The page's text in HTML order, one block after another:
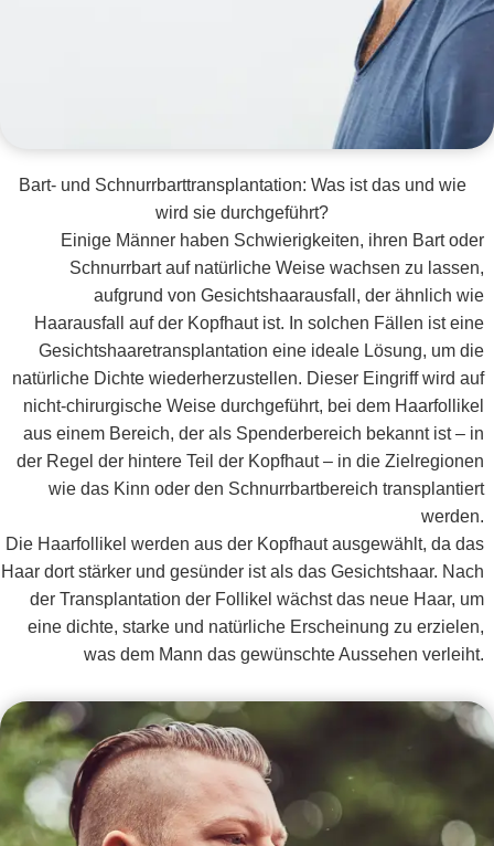
Bart- und Schnurrbarttransplantation: Was ist das und wie
wird sie durchgeführt?
Einige Männer haben Schwierigkeiten, ihren Bart oder
Schnurrbart auf natürliche Weise wachsen zu lassen,
aufgrund von Gesichtshaarausfall, der ähnlich wie
Haarausfall auf der Kopfhaut ist. In solchen Fällen ist eine
Gesichtshaaretransplantation eine ideale Lösung, um die
natürliche Dichte wiederherzustellen. Dieser Eingriff wird auf
nicht-chirurgische Weise durchgeführt, bei dem Haarfollikel
aus einem Bereich, der als Spenderbereich bekannt ist – in
der Regel der hintere Teil der Kopfhaut – in die Zielregionen
wie das Kinn oder den Schnurrbartbereich transplantiert
werden.
Die Haarfollikel werden aus der Kopfhaut ausgewählt, da das
Haar dort stärker und gesünder ist als das Gesichtshaar. Nach
der Transplantation der Follikel wächst das neue Haar, um
eine dichte, starke und natürliche Erscheinung zu erzielen,
was dem Mann das gewünschte Aussehen verleiht.